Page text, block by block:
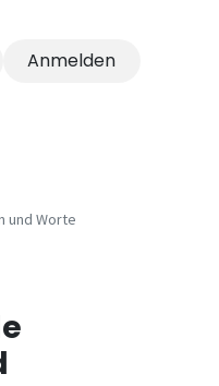
Anmelden
und Worte